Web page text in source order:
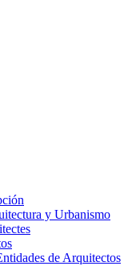
y Urbanismo
de Arquitectos